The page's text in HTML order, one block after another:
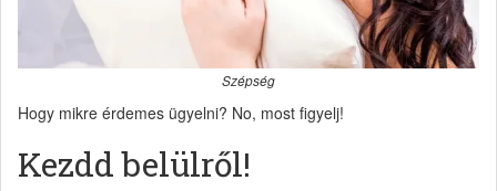
Szépség
Hogy mikre érdemes ügyelni? No, most figyelj!
Kezdd belülről!